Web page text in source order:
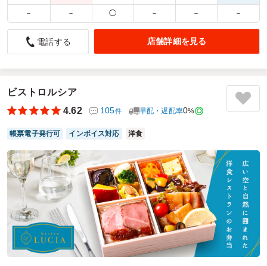
肉と海鮮とのコラボが、お母さん・お父さんの「お口」の
ハートを射貫いてくれました。
会」でした。
和気藹々な雰囲気で、懇談を主にしながらも、舌鼓を打ち、
盛り上がりました。
配達時間に着いても、「１時間の幅があります。」と最初に
「もし、５０分遅く配達されたら、その間、どうしようか」
不安でしたが、
予定時間より早くて有り難かったです。
ご利用シーン： 会議・セミナー›懇談会
参加者の年齢： 40代～50代男女比：女性多め
愛知県名古屋市昭和区鶴舞2026/05/27
桃姫楼の口コミをもっと見る
－ － ◯ － － －
電話する 店舗詳細を見る
ビストロルシア
4.62
105件 早配・遅配率0%
帳票電子発行可 インボイス対応 洋食